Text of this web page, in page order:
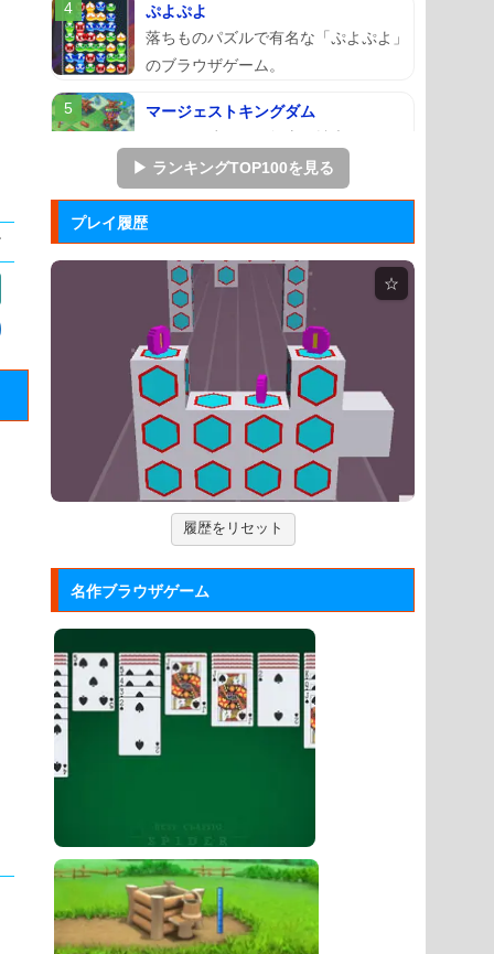
ぷよぷよ
落ちものパズルで有名な「ぷよぷよ」
のブラウザゲーム。
マージェストキングダム
建国シミュレーションゲーム...
ズーキーパー2
動物たちを3匹以上にして捕まえてい
くパズルゲーム。
Mole Kingdom De...
モグラ王国のヒーローたちがチームで
敵の侵攻を食い止める防衛ゲ...
アドファイ ウェブ版
回転する球体をリズムに合わせてクリ
ックして進ませる音楽ゲーム...
ジュエルカラーリング
宝石を入れ替えて床と同じ色に揃える
カラーパズルゲーム。
大乱闘スマッシュブラザーズフラ...
任天堂の大乱闘スマッシュブラザーズ
をブラウザゲームで再現した...
▶ ランキングTOP100を見る
プレイ履歴
☆
履歴をリセット
名作ブラウザゲーム